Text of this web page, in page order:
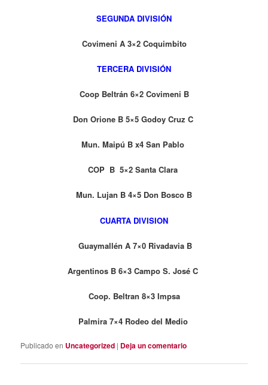
SEGUNDA DIVISIÓN
Covimeni A 3×2 Coquimbito
TERCERA DIVISIÓN
Coop Beltrán 6×2 Covimeni B
Don Orione B 5×5 Godoy Cruz C
Mun. Maipú B x4 San Pablo
COP B 5×2 Santa Clara
Mun. Lujan B 4×5 Don Bosco B
CUARTA DIVISION
Guaymallén A 7×0 Rivadavia B
Argentinos B 6×3 Campo S. José C
Coop. Beltran 8×3 Impsa
Palmira 7×4 Rodeo del Medio
Publicado en Uncategorized | Deja un comentario